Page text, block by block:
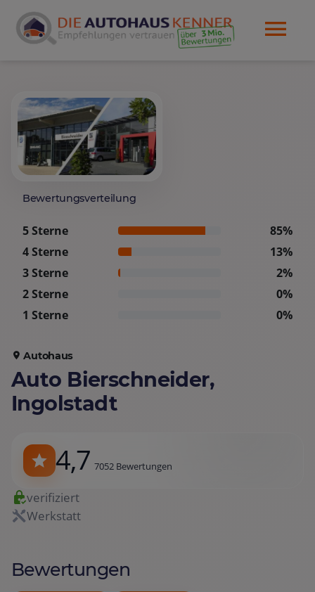
Bewertungsverteilung
5 Sterne
85%
4 Sterne
13%
3 Sterne
2%
2 Sterne
0%
1 Sterne
0%
Autohaus
Auto Bierschneider,
Ingolstadt
4,7 7052 Bewertungen
verifiziert
Werkstatt
Bewertungen